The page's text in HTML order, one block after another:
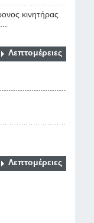
κινητήρας
Λεπτομέρειες
Λεπτομέρειες